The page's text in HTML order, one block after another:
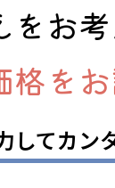
をお
を
てカン